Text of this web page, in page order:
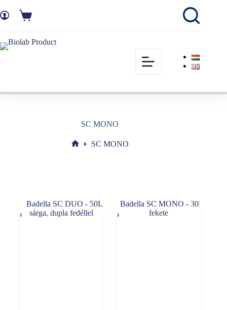
SC MONO
SC MONO